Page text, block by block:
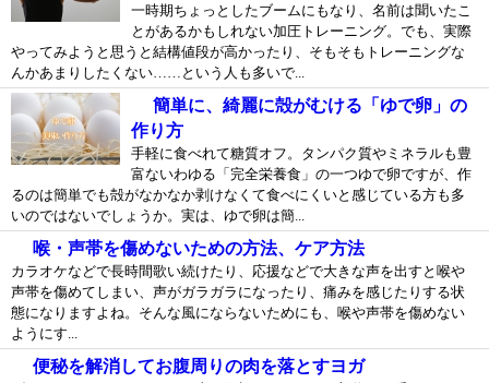
一時期ちょっとしたブームにもなり、名前は聞いたこ
とがあるかもしれない加圧トレーニング。でも、実際
やってみようと思うと結構値段が高かったり、そもそもトレーニングな
んかあまりしたくない……という人も多いで...
簡単に、綺麗に殻がむける「ゆで卵」の
作り方
手軽に食べれて糖質オフ。タンパク質やミネラルも豊
富ないわゆる「完全栄養食」の一つゆで卵ですが、作
るのは簡単でも殻がなかなか剥けなくて食べにくいと感じている方も多
いのではないでしょうか。実は、ゆで卵は簡...
喉・声帯を傷めないための方法、ケア方法
カラオケなどで長時間歌い続けたり、応援などで大きな声を出すと喉や
声帯を傷めてしまい、声がガラガラになったり、痛みを感じたりする状
態になりますよね。そんな風にならないためにも、喉や声帯を傷めない
ようにす...
便秘を解消してお腹周りの肉を落とすヨガ